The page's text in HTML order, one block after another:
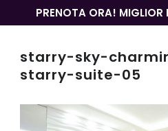
PRENOTA ORA! MIGLIOR
starry-sky-
starry-suite-05